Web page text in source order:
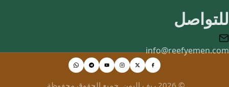
للتواصل
info@reefyemen.com
© 2026 ريف اليمن. جميع الحقوق محفوظة.